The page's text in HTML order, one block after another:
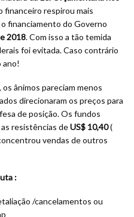
financeiro respirou mais
financiamento do Governo
2018. Com isso a tão temida
foi evitada. Caso contrário
ano!
ânimos pareciam menos
direcionaram os preços para
de posição. Os fundos
resistências deUS$ 10,40(
vendas de outros
:
/cancelamentos ou